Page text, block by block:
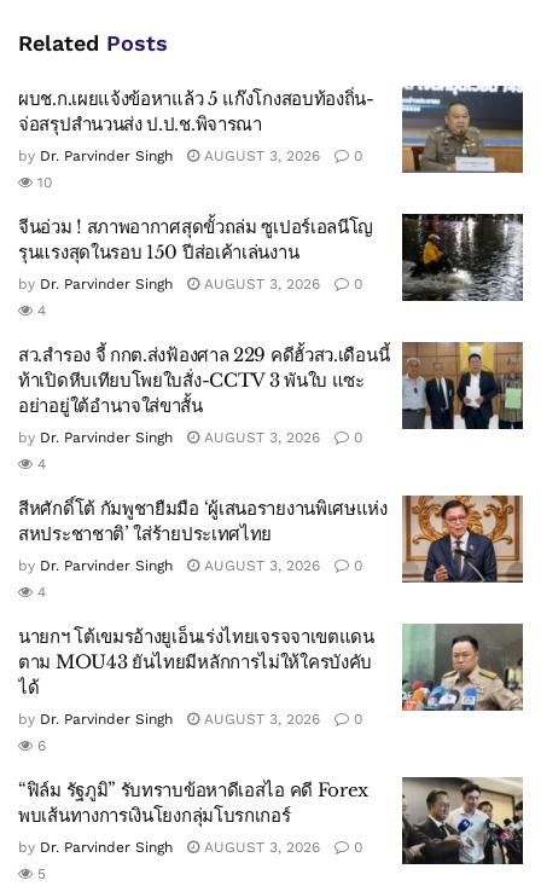
Related Posts
ผบช.ก.เผยแจ้งข้อหาแล้ว 5 แก๊งโกงสอบท้องถิ่น-
จ่อสรุปสำนวนส่ง ป.ป.ช.พิจารณา
by Dr. Parvinder Singh AUGUST 3, 2026
0
10
จีนอ่วม ! สภาพอากาศสุดขั้วถล่ม ซูเปอร์เอลนีโญ
รุนแรงสุดในรอบ 150 ปีส่อเค้าเล่นงาน
by Dr. Parvinder Singh AUGUST 3, 2026
0
4
สว.สำรอง จี้ กกต.ส่งฟ้องศาล 229 คดีฮั้วสว.เดือนนี้
ท้าเปิดหีบเทียบโพยใบสั่ง-CCTV 3 พันใบ แซะ
อย่าอยู่ใต้อำนาจใส่ขาสั้น
by Dr. Parvinder Singh AUGUST 3, 2026
0
4
สีหศักดิ์โต้ กัมพูชายืมมือ ‘ผู้เสนอรายงานพิเศษแห่ง
สหประชาชาติ’ ใส่ร้ายประเทศไทย
by Dr. Parvinder Singh AUGUST 3, 2026
0
4
นายกฯ โต้เขมรอ้างยูเอ็นเร่งไทยเจรจจาเขตแดน
ตาม MOU43 ยันไทยมีหลักการไม่ให้ใครบังคับ
ได้
by Dr. Parvinder Singh AUGUST 3, 2026
0
6
“ฟิล์ม รัฐภูมิ” รับทราบข้อหาดีเอสไอ คดี Forex
พบเส้นทางการเงินโยงกลุ่มโบรกเกอร์
by Dr. Parvinder Singh AUGUST 3, 2026
0
5